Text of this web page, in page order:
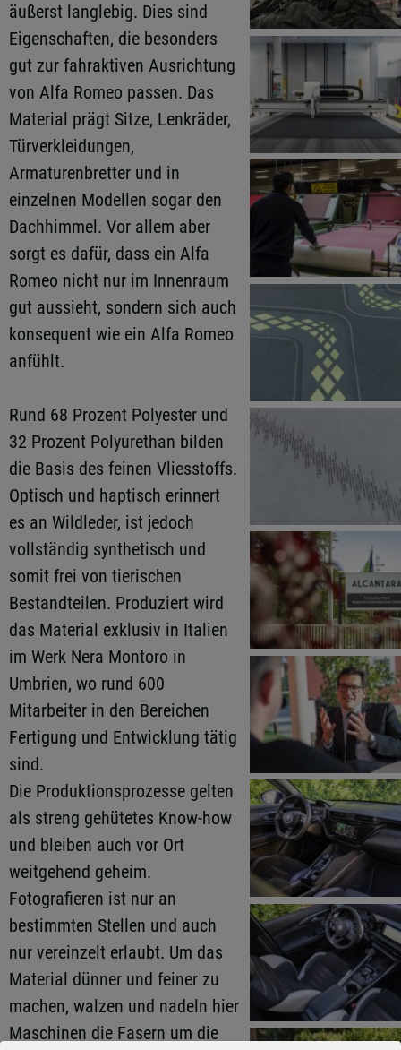
äußerst langlebig. Dies sind
Eigenschaften, die besonders
gut zur fahraktiven Ausrichtung
von Alfa Romeo passen. Das
Material prägt Sitze, Lenkräder,
Türverkleidungen,
Armaturenbretter und in
einzelnen Modellen sogar den
Dachhimmel. Vor allem aber
sorgt es dafür, dass ein Alfa
Romeo nicht nur im Innenraum
gut aussieht, sondern sich auch
konsequent wie ein Alfa Romeo
anfühlt.
Rund 68 Prozent Polyester und
32 Prozent Polyurethan bilden
die Basis des feinen Vliesstoffs.
Optisch und haptisch erinnert
es an Wildleder, ist jedoch
vollständig synthetisch und
somit frei von tierischen
Bestandteilen. Produziert wird
das Material exklusiv in Italien
im Werk Nera Montoro in
Umbrien, wo rund 600
Mitarbeiter in den Bereichen
Fertigung und Entwicklung tätig
sind.
Die Produktionsprozesse gelten
als streng gehütetes Know-how
und bleiben auch vor Ort
weitgehend geheim.
Fotografieren ist nur an
bestimmten Stellen und auch
nur vereinzelt erlaubt. Um das
Material dünner und feiner zu
machen, walzen und nadeln hier
Maschinen die Fasern um die